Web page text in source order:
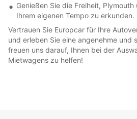
Genießen Sie die Freiheit,
Ihrem eigenen Tempo zu erkunden.
Vertrauen Sie Europcar für Ihre
und erleben Sie eine angenehme und
freuen uns darauf, Ihnen bei der
Mietwagens zu helfen!